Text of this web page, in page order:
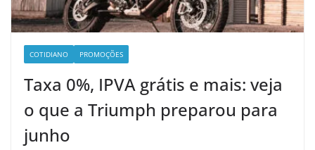
COTIDIANO PROMOÇÕES
Taxa 0%, IPVA grátis e mais: veja
o que a Triumph preparou para
junho